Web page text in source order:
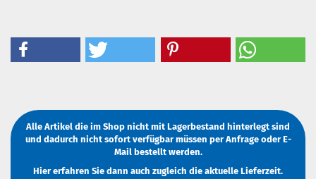
Alle Artikel die im Shop nicht mit Lagerbestand hinterlegt sind
und dadurch nicht sofort verfügbar müssen per AnfrageoderE-
Mailbestellt werden.
Hier erfahren Sie dann auch zugleich die aktuelle Lieferzeit.